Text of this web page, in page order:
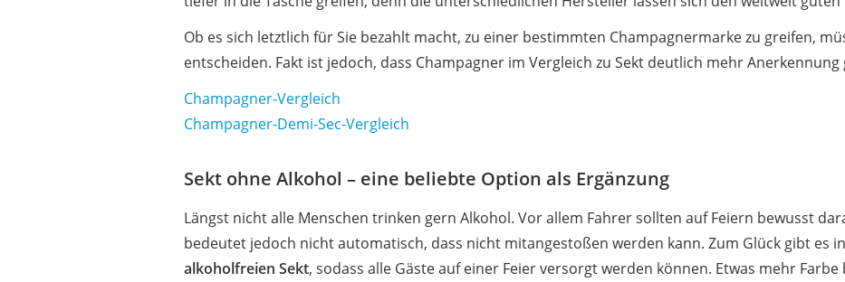
Ob es sich letztlich für Sie bezahlt macht, zu einer bestimmten Champagnermarke zu greifen,
entscheiden. Fakt ist jedoch, dass Champagner im Vergleich zu Sekt deutlich mehr Anerkennung
Champagner-Vergleich
Champagner-Demi-Sec-Vergleich
Sekt ohne Alkohol – eine beliebte Option als Ergänzung
Längst nicht alle Menschen trinken gern Alkohol. Vor allem Fahrer sollten auf Feiern bewusst
bedeutet jedoch nicht automatisch, dass nicht mitangestoßen werden kann. Zum Glück gibt es
alkoholfreien Sekt, sodass alle Gäste auf einer Feier versorgt werden können. Etwas mehr